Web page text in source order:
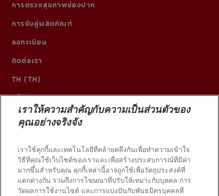
การตรวจสุขภาพช่องปาก
การจับคู่ผลิตภัณฑ์
ลงทะเบียน
ติดต่อเรา
TH (TH)
เราให้ความสำคัญกับความเป็นส่วนตัวของ
คุณอย่างจริงจัง
เราใช้คุกกี้และเทคโนโลยีที่คล้ายคลึงกันเพื่อทำความเข้าใจ
วิธีที่คุณใช้เว็บไซต์ของเราและเพื่อสร้างประสบการณ์ที่มีค่า
มากขึ้นสำหรับคุณ คุกกี้เหล่านี้อาจถูกใช้เพื่อวัตถุประสงค์ที่
แตกต่างกัน รวมถึงการโฆษณาที่ปรับให้เหมาะกับบุคคล การ
วัดผลการใช้งานไซต์ และการแบ่งปันกับพันธมิตรบุคคลที่